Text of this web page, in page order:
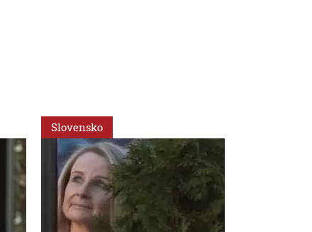
Slovensko